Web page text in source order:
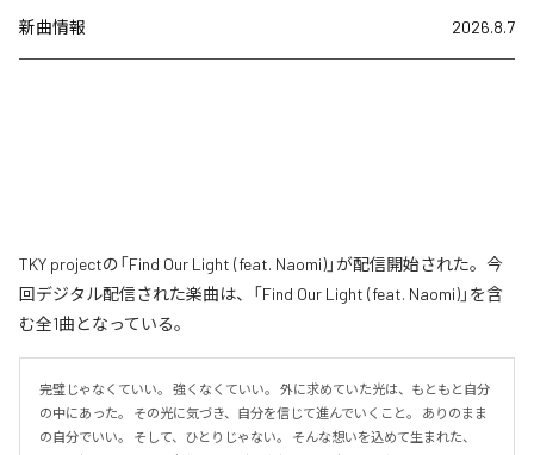
新曲情報 2026.8.7
TKY projectの「Find Our Light (feat. Naomi)」が配信開始された。今
回デジタル配信された楽曲は、「Find Our Light (feat. Naomi)」を含
む全1曲となっている。
完璧じゃなくていい。 強くなくていい。 外に求めていた光は、もともと自分
の中にあった。 その光に気づき、自分を信じて進んでいくこと。 ありのまま
の自分でいい。 そして、ひとりじゃない。 そんな想いを込めて生まれた、